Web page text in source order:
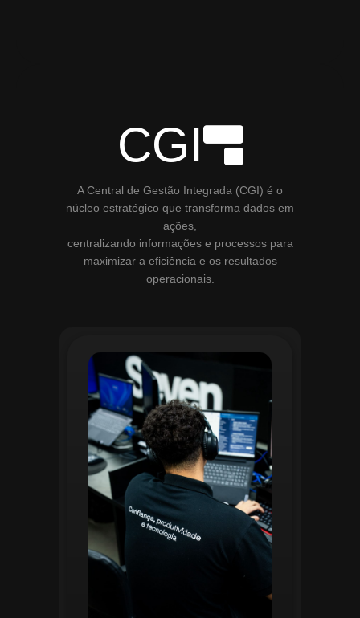
CGI
A Central de Gestão Integrada (CGI) é o
núcleo estratégico que transforma dados em
ações,
centralizando informações e processos para
maximizar a eficiência e os resultados
operacionais.
O planejamento dentro do CGI é
realizado por uma equipe
especializada que utiliza
ferramentas avançadas para
estruturar ordens de serviço, fluxos
de trabalho e parametrizações
operacionais. Essa etapa envolve a
análise detalhada de criticidade por
atividade, permitindo alocar
recursos de forma eficiente e
garantir que todas as ações estejam
alinhadas aos objetivos
estratégicos.